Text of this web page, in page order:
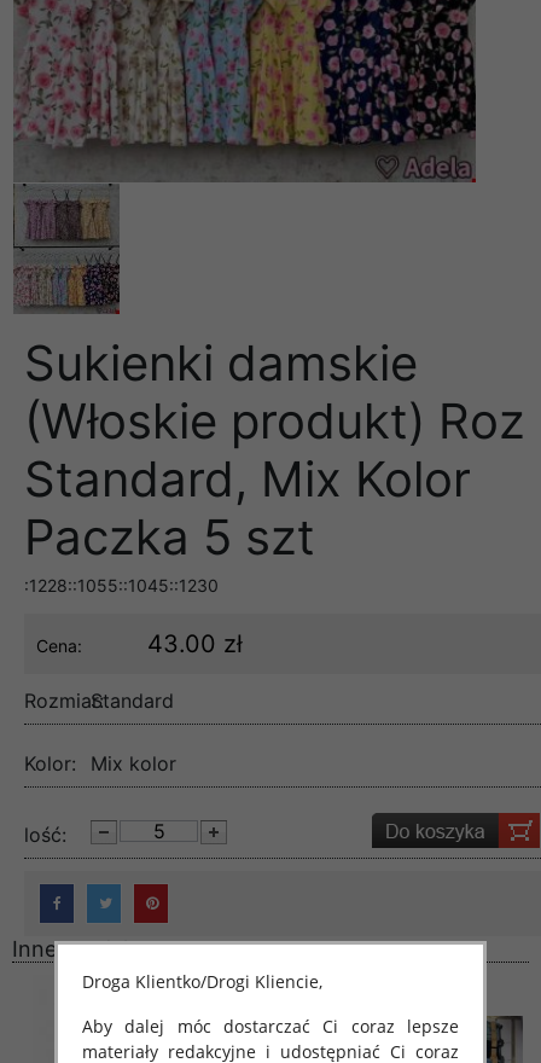
Sukienki damskie
(Włoskie produkt) Roz
Standard, Mix Kolor
Paczka 5 szt
:1228::1055::1045::1230
Cena: 43.00 zł
Rozmiar:Standard
Kolor: Mix kolor
lość:
Inne produkty
Droga Klientko/Drogi Kliencie,
Aby dalej móc dostarczać Ci coraz lepsze
materiały redakcyjne i udostępniać Ci coraz